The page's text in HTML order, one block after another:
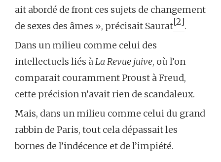
ait abordé de front ces sujets de changement
de sexes des âmes », précisait Saurat[2].
Dans un milieu comme celui des
intellectuels liés àLa Revue juive, où l’on
comparait couramment Proust à Freud,
cette précision n’avait rien de scandaleux.
Mais, dans un milieu comme celui du grand
rabbin de Paris, tout cela dépassait les
bornes de l’indécence et de l’impiété.